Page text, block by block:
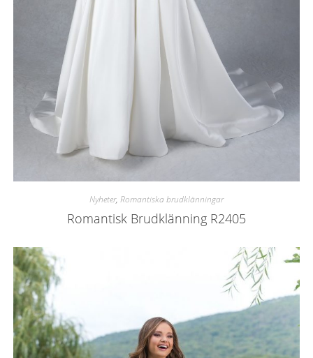
Nyheter, Romantiska brudklänningar
Romantisk Brudklänning R2405